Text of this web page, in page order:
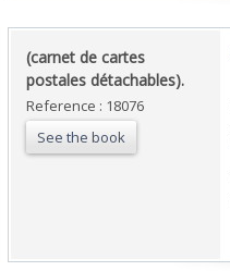
‎(carnet de cartes
postales détachables).‎
Reference : 18076
See the book